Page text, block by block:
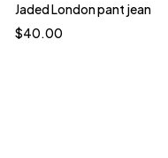
Jaded London pant jean
$40.00